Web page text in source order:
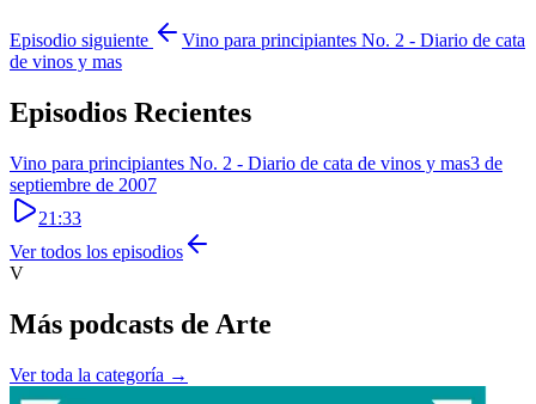
Episodio siguiente
Vino para principiantes No. 2 - Diario de cata
de vinos y mas
Episodios Recientes
Vino para principiantes No. 2 - Diario de cata de vinos y mas3 de
septiembre de 2007
21:33
Ver todos los episodios
V
Más podcasts de Arte
Ver toda la categoría →